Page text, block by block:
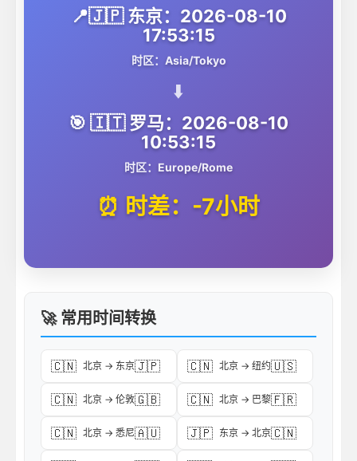
📍🇯🇵 东京：2026-08-10
17:53:15
时区：Asia/Tokyo
⬇️
🎯 🇮🇹 罗马：2026-08-10
10:53:15
时区：Europe/Rome
⏰ 时差：-7小时
🚀 常用时间转换
🇨🇳 北京 → 东京🇯🇵 🇨🇳 北京 → 纽约🇺🇸
🇨🇳 北京 → 伦敦🇬🇧 🇨🇳 北京 → 巴黎🇫🇷
🇨🇳 北京 → 悉尼🇦🇺 🇯🇵 东京 → 北京🇨🇳